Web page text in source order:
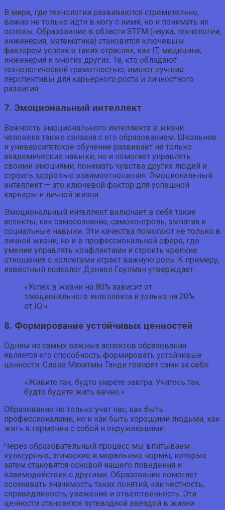
В мире, где технологии развиваются стремительно,
важно не только идти в ногу с ними, но и понимать их
основы. Образование в области STEM (наука, технологии,
инженерия, математика) становится ключевым
фактором успеха в таких отраслях, как IT, медицина,
инженерия и многих других. Те, кто обладают
технологической грамотностью, имеют лучшие
перспективы для карьерного роста и личностного
развития.
7. Эмоциональный интеллект
Важность эмоционального интеллекта в жизни
человека также связана с его образованием. Школьное
и университетское обучение развивает не только
академические навыки, но и помогает управлять
своими эмоциями, понимать чувства других людей и
строить здоровые взаимоотношения. Эмоциональный
интеллект — это ключевой фактор для успешной
карьеры и личной жизни.
Эмоциональный интеллект включает в себя такие
аспекты, как самосознание, самоконтроль, эмпатия и
социальные навыки. Эти качества помогают не только в
личной жизни, но и в профессиональной сфере, где
умение управлять конфликтами и строить крепкие
отношения с коллегами играет важную роль. К примеру,
известный психолог Дэниел Гоулман утверждает:
«Успех в жизни на 80% зависит от
эмоционального интеллекта и только на 20%
от IQ.»
8. Формирование устойчивых ценностей
Одним из самых важных аспектов образования
является его способность формировать устойчивые
ценности. Слова Махатмы Ганди говорят сами за себя:
«Живите так, будто умрёте завтра. Учитесь так,
будто будете жить вечно.»
Образование не только учит нас, как быть
профессионалами, но и как быть хорошими людьми, как
жить в гармонии с собой и окружающими.
Через образовательный процесс мы впитываем
культурные, этические и моральные нормы, которые
затем становятся основой нашего поведения и
взаимодействия с другими. Образование помогает
осознавать значимость таких понятий, как честность,
справедливость, уважение и ответственность. Эти
ценности становятся путеводной звездой в жизни